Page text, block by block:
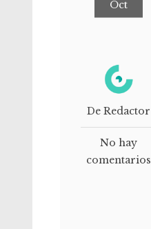
Oct
De Redactor
No hay
comentarios